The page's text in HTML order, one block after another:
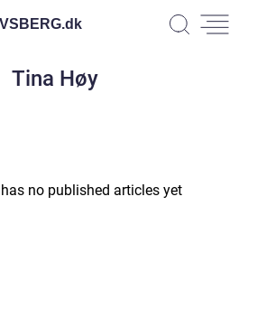
dk
Tina Høy
no published articles yet